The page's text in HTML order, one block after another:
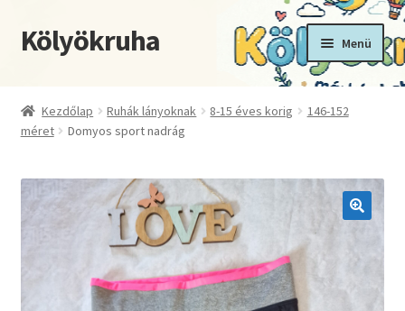
Ugrás
a
Kilépés
a
Kölyökruha Menü
Fiókom
Kosár
Pénztár
Kezdőlap Ruhák lányoknak 8-15 éves korig
146-152
méret
Domyos sport nadrág